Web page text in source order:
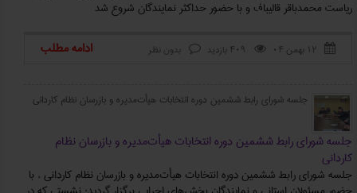
ریاست محمدباقر قالیباف و با حضور حداکثر نمایندگان شروع شد
 ۱۲ بهمن ۰۴  409 بازدید  بدون نظر ادامه مطلب
جلسه شورای رابط ششمین دوره انتخابات هیأت‌مدیره و بازرسان نظام کاردانی
جلسه شورای رابط ششمین دوره انتخابات هیأت‌مدیره و بازرسان نظام
کاردانی
جلسه شورای رابط ششمین دوره انتخابات هیأت‌مدیره و بازرسان نظام کاردانی ، با